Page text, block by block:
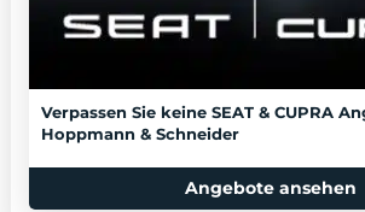
Verpassen Sie keine SEAT & CUPRA
Hoppmann & Schneider
Angebote ansehen